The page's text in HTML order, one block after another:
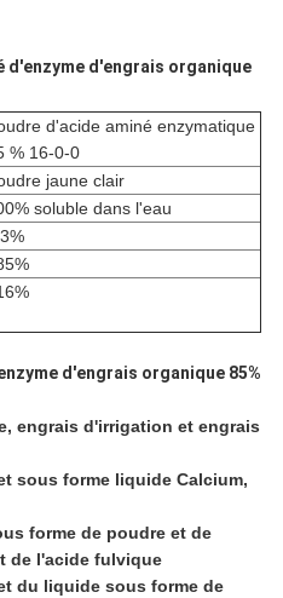
d'enzyme d'engrais organique
d'acide aminé enzymatique
% 16-0-0
jaune clair
soluble dans l'eau
d'engrais organique 85%
engrais d'irrigation et engrais
sous forme liquide Calcium,
forme de poudre et de
de l'acide fulvique
du liquide sous forme de